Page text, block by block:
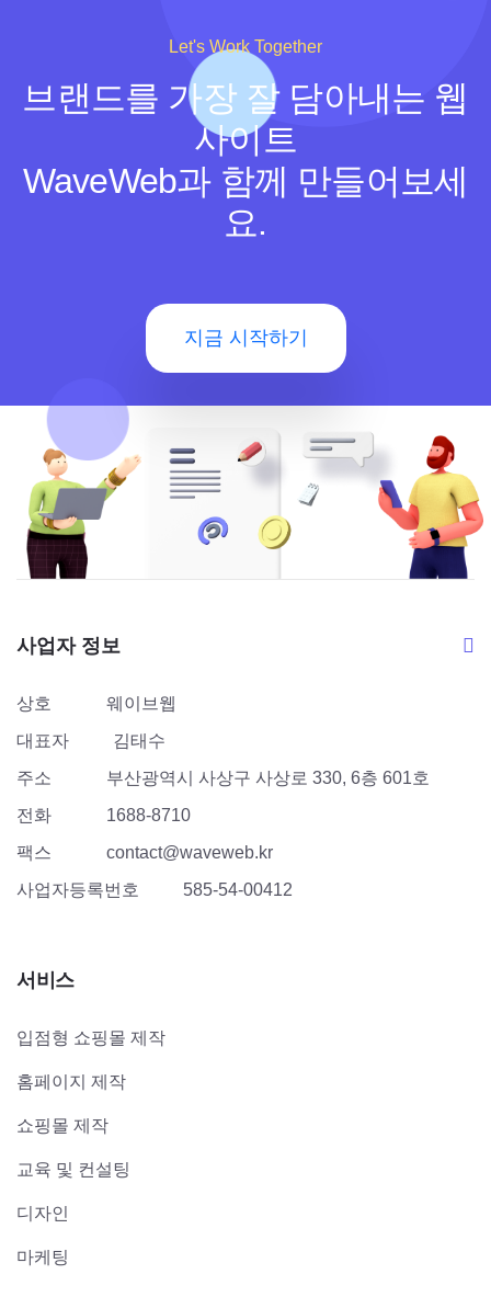
Let's Work Together
브랜드를 가장 잘 담아내는 웹
사이트
WaveWeb과 함께 만들어보세
요.
지금 시작하기
사업자 정보
상호
웨이브웹
대표자
김태수
주소
부산광역시 사상구 사상로 330, 6층 601호
전화
1688-8710
팩스
contact@waveweb.kr
사업자등록번호
585-54-00412
서비스
입점형 쇼핑몰 제작
홈페이지 제작
쇼핑몰 제작
교육 및 컨설팅
디자인
마케팅